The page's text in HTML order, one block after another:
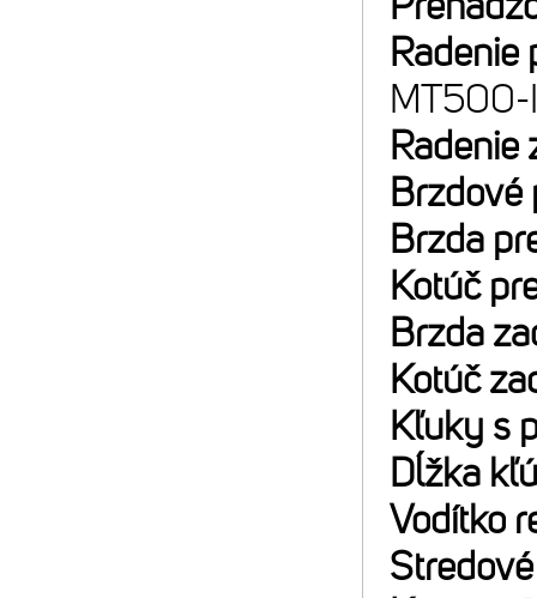
Radenie
MT500-
Radenie
Brzda
Kotúč
Brzda
Kotúč
Kľuky s
Dĺžka
Vodítko